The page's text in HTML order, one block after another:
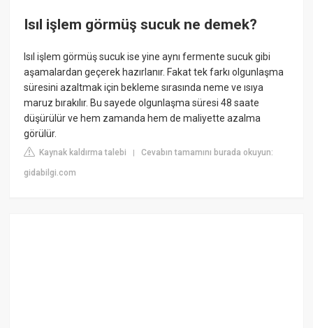
Isıl işlem görmüş sucuk ne demek?
Isıl işlem görmüş sucuk ise yine aynı fermente sucuk gibi
aşamalardan geçerek hazırlanır. Fakat tek farkı olgunlaşma
süresini azaltmak için bekleme sırasında neme ve ısıya
maruz bırakılır. Bu sayede olgunlaşma süresi 48 saate
düşürülür ve hem zamanda hem de maliyette azalma
görülür.
Kaynak kaldırma talebi |Cevabın tamamını burada okuyun:
gidabilgi.com